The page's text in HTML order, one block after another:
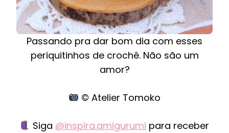
Passando pra dar bom dia com esses
periquitinhos de crochê. Não são um
amor?
© Atelier Tomoko
Siga @inspira.amigurumi para receber